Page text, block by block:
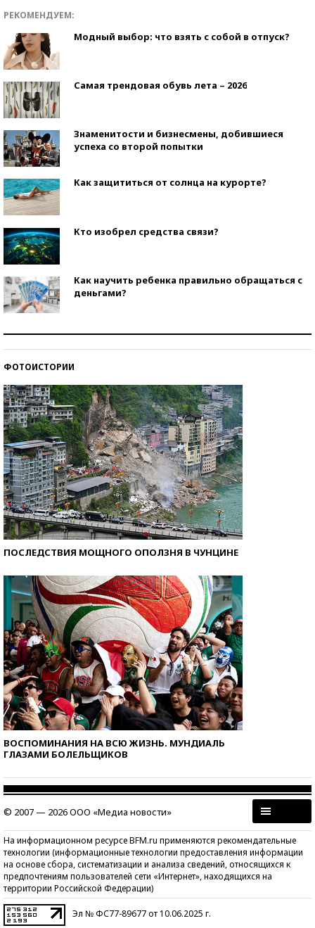
РЕКОМЕНДУЕМ:
Модный выбор: что взять с собой в отпуск?
Самая трендовая обувь лета – 2026
Знаменитости и бизнесмены, добившиеся
успеха со второй попытки
Как защититься от солнца на курорте?
Кто изобрел средства связи?
Как научить ребенка правильно обращаться с
деньгами?
ФОТОИСТОРИИ
ПОСЛЕДСТВИЯ МОЩНОГО ОПОЛЗНЯ В ЧУНЦИНЕ
ВОСПОМИНАНИЯ НА ВСЮ ЖИЗНЬ. МУНДИАЛЬ
ГЛАЗАМИ БОЛЕЛЬЩИКОВ
© 2007 — 2026 ООО «Медиа новости»
На информационном ресурсе BFM.ru применяются рекомендательные
технологии (информационные технологии предоставления информации
на основе сбора, систематизации и анализа сведений, относящихся к
предпочтениям пользователей сети «Интернет», находящихся на
территории Российской Федерации)
Эл № ФС77-89677 от 10.06.2025 г.